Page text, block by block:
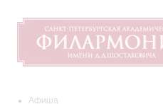
Афиша